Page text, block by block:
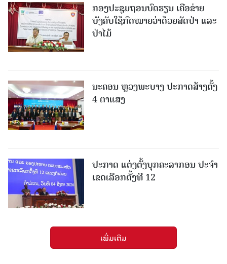
ກອງປະຊຸມຖອນບົດຮຽນ ເຄືອຂ່າຍ
ບັງຄັບໃຊ້ກົດໝາຍວ່າດ້ວຍສັດປ່າ ແລະ
ປ່າໄມ້
ນະຄອນ ຫຼວງພະບາງ ປະ​ກາດ​ສ້າງ​ຕັ້ງ
4 ຕາແສງ
ປະກາດ ແຕ່ງຕັ້ງບຸກຄະລາກອນ ປະຈໍາ
ເຂດເລືອກຕັ້ງທີ 12
ເພີ່ມເຕີມ